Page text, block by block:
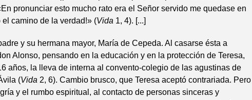
pronunciar esto mucho rato era el Señor servido me quedase en
camino de la verdad!» (Vida 1, 4). [...]
y su hermana mayor, María de Cepeda. Al casarse ésta a
Alonso, pensando en la educación y en la protección de Teresa,
años, la lleva de interna al convento-colegio de las agustinas de
(Vida 2, 6). Cambio brusco, que Teresa aceptó contrariada. Pero
y el rumbo espiritual, al contacto de personas sinceras y